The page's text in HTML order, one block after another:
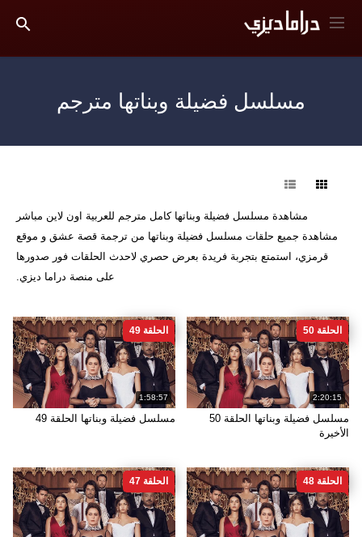
مسلسل فضيلة وبناتها مترجم
مشاهدة مسلسل فضيلة وبناتها كامل مترجم للعربية اون لاين مباشر
مشاهدة جميع حلقات مسلسل فضيلة وبناتها من ترجمة قصة عشق و موقع
قرمزي، استمتع بتجربة فريدة بعرض حصري لاحدث الحلقات فور صدورها
على منصة دراما ديزي.
2:20:15
الحلقة 50
مسلسل فضيلة وبناتها الحلقة 50
الأخيرة
1:58:57
الحلقة 49
مسلسل فضيلة وبناتها الحلقة 49
الحلقة 48 الحلقة 47